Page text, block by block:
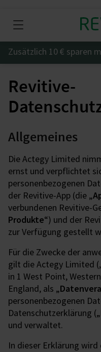
Zusätzlich 10 € sparen
Revitive-
Allgemeines
Die Actegy Limited
ernst und verpflichtet
personenbezogenen
der Revitive-App (die „
verbundenen Revitive-
Produkte“) und der
zur Verfügung gestellt
Für die Zwecke der
gilt die Actegy Limited
in 1 West Point,
England, als „
personenbezogenen
Datenschutzerklärung („
und verwaltet.
In dieser Erklärung